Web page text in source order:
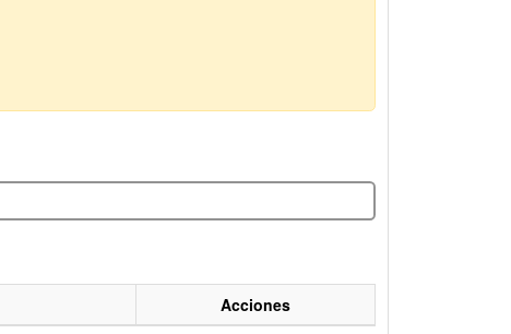
Acciones